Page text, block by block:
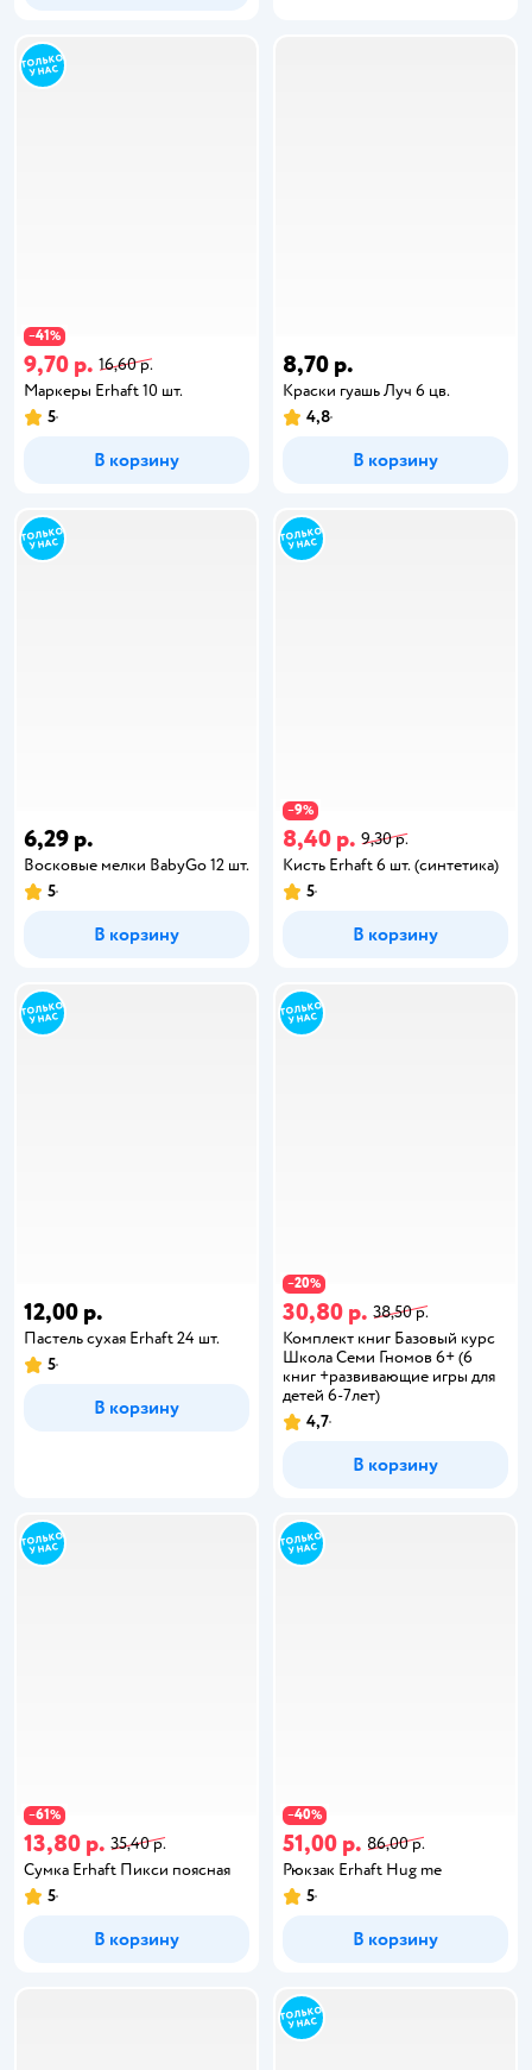
−41%
9,70 р. 16,60 р.
Маркеры Erhaft 10 шт.
5
В корзину
8,70 р.
Краски гуашь Луч 6 цв.
4,8
В корзину
6,29 р.
Восковые мелки BabyGo 12 шт.
5
В корзину
−9%
8,40 р. 9,30 р.
Кисть Erhaft 6 шт. (синтетика)
5
В корзину
12,00 р.
Пастель сухая Erhaft 24 шт.
5
В корзину
−20%
30,80 р. 38,50 р.
Комплект книг Базовый курс
Школа Семи Гномов 6+ (6
книг +развивающие игры для
детей 6-7лет)
4,7
В корзину
−61%
13,80 р. 35,40 р.
Сумка Erhaft Пикси поясная
5
В корзину
−40%
51,00 р. 86,00 р.
Рюкзак Erhaft Hug me
5
В корзину